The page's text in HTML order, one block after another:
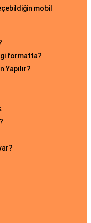
mobil
formatta?
Yapılır?